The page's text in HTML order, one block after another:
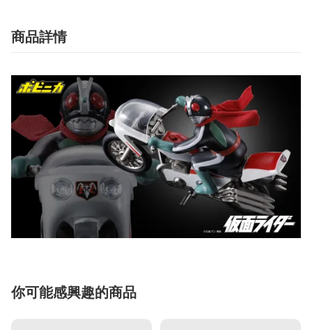
商品詳情
你可能感興趣的商品